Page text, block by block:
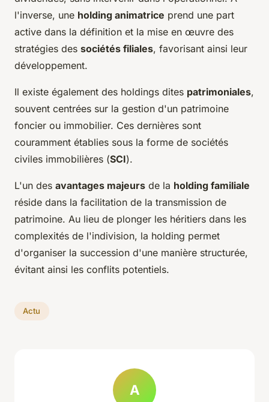
l'inverse, une holding animatrice prend une part
active dans la définition et la mise en œuvre des
stratégies des sociétés filiales, favorisant ainsi leur
développement.
Il existe également des holdings dites patrimoniales,
souvent centrées sur la gestion d'un patrimoine
foncier ou immobilier. Ces dernières sont
couramment établies sous la forme de sociétés
civiles immobilières (SCI).
L'un des avantages majeurs de la holding familiale
réside dans la facilitation de la transmission de
patrimoine. Au lieu de plonger les héritiers dans les
complexités de l'indivision, la holding permet
d'organiser la succession d'une manière structurée,
évitant ainsi les conflits potentiels.
Actu
A